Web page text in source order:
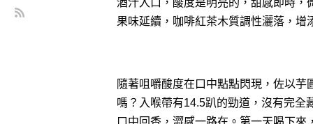
果味延續，咖啡紅茶木質調性灑落，
隨著咀嚼酸度在口中點點閃現，佐以
嗎？入喉帶有14.5趴的勁道，沒有完全
口中回香，澀感一路在。 第一天喝下來